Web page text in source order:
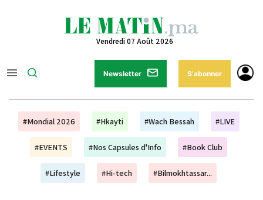
Vendredi 07 Août 2026
Newsletter S'abonner
#Mondial 2026 #Hkayti #Wach Bessah #LIVE
#EVENTS #Nos Capsules d'Info #Book Club
#Lifestyle #Hi-tech #Bilmokhtassar...